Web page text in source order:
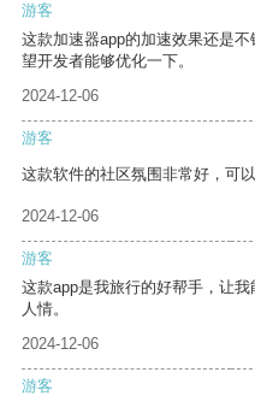
游客
这款加速器app的加速效果还是
望开发者能够优化一下。
2024-12-06
游客
这款软件的社区氛围非常好，可
2024-12-06
游客
这款app是我旅行的好帮手，让
人情。
2024-12-06
游客